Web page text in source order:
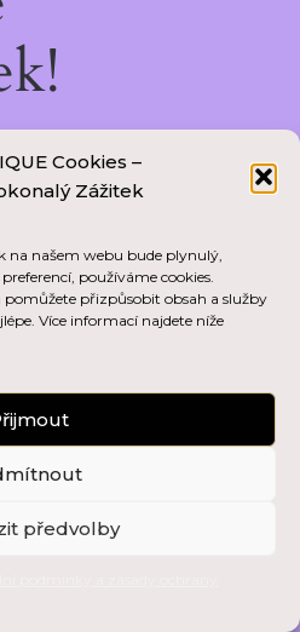
Cookies –
Zážitek
na našem webu bude plynulý,
používáme cookies.
přizpůsobit obsah a služby
Více informací najdete níže
předvolby
na
—
zpět!